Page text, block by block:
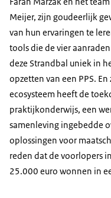
Meijer, zijn goudeerlijk
van hun ervaringen te
tools die de vier
deze Strandbal uniek in
opzetten van een PPS.
ecosysteem heeft de
praktijkonderwijs, een
samenleving ingebedde
oplossingen voor
reden dat de voorlopers
25.000 euro wonnen in